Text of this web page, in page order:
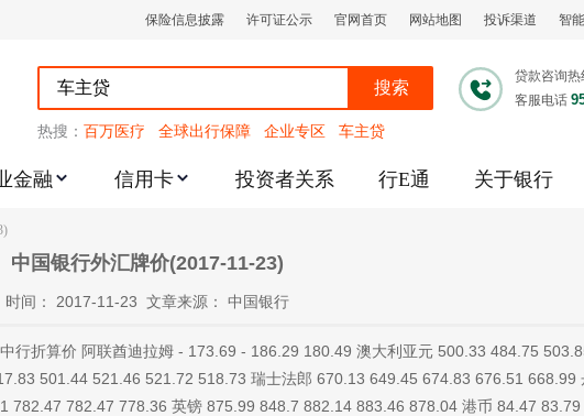
保险信息披露 许可证公示 官网首页 网站地图 投诉渠道 智
搜索
贷款咨询热
客服电话
热搜： 百万医疗 全球出行保障 企业专区 车主贷
金融 信用卡 投资者关系 行E通 关于银行
中国银行外汇牌价(2017-11-23)
时间： 2017-11-23 文章来源： 中国银行
行折算价 阿联酋迪拉姆 - 173.69 - 186.29 180.49 澳大利亚元 500.33 484.75
501.44 521.46 521.72 518.73 瑞士法郎 670.13 649.45 674.83 676.51 668.99
782.47 782.47 778.36 英镑 875.99 848.7 882.14 883.46 878.04 港币 84.47